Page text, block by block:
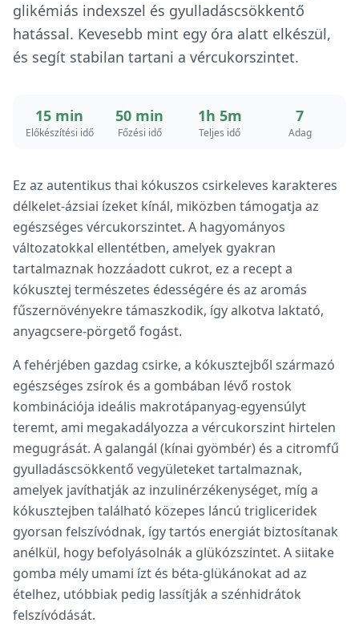
glikémiás indexszel és gyulladáscsökkentő
hatással. Kevesebb mint egy óra alatt elkészül,
és segít stabilan tartani a vércukorszintet.
15 min
Előkészítési idő
50 min
Főzési idő
1h 5m
Teljes idő
7
Adag
Ez az autentikus thai kókuszos csirkeleves karakteres
délkelet-ázsiai ízeket kínál, miközben támogatja az
egészséges vércukorszintet. A hagyományos
változatokkal ellentétben, amelyek gyakran
tartalmaznak hozzáadott cukrot, ez a recept a
kókusztej természetes édességére és az aromás
fűszernövényekre támaszkodik, így alkotva laktató,
anyagcsere-pörgető fogást.
A fehérjében gazdag csirke, a kókusztejből származó
egészséges zsírok és a gombában lévő rostok
kombinációja ideális makrotápanyag-egyensúlyt
teremt, ami megakadályozza a vércukorszint hirtelen
megugrását. A galangál (kínai gyömbér) és a citromfű
gyulladáscsökkentő vegyületeket tartalmaznak,
amelyek javíthatják az inzulinérzékenységet, míg a
kókusztejben található közepes láncú trigliceridek
gyorsan felszívódnak, így tartós energiát biztosítanak
anélkül, hogy befolyásolnák a glükózszintet. A siitake
gomba mély umami ízt és béta-glükánokat ad az
ételhez, utóbbiak pedig lassítják a szénhidrátok
felszívódását.